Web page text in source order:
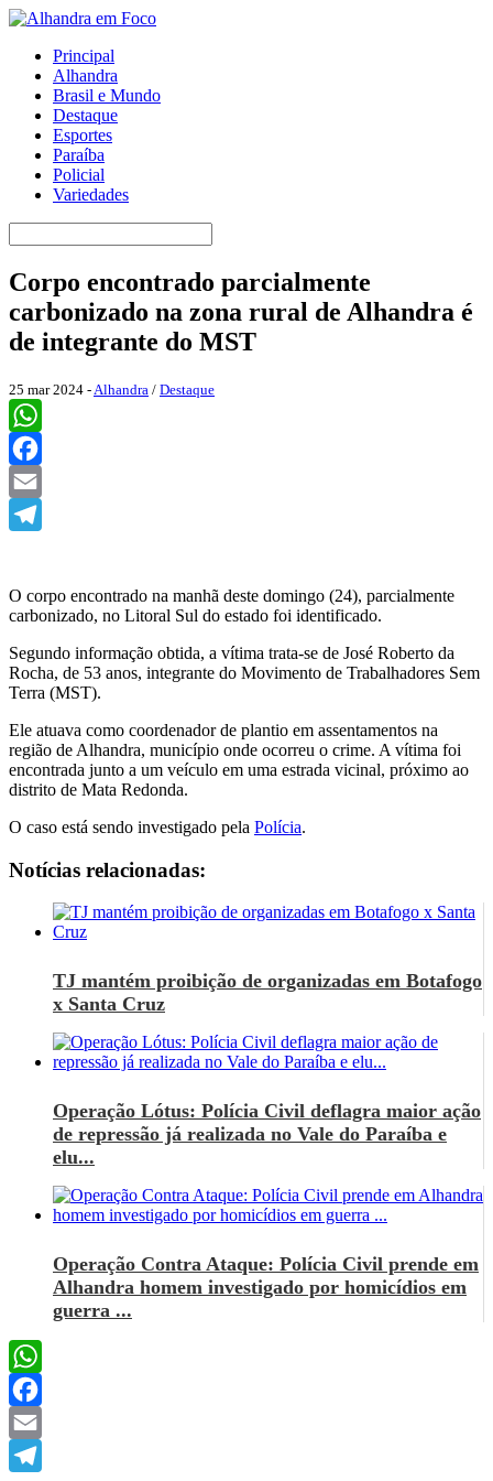
Principal
Alhandra
Brasil e Mundo
Destaque
Esportes
Paraíba
Policial
Variedades
Corpo encontrado parcialmente
carbonizado na zona rural de Alhandra é
de integrante do MST
25 mar 2024 - Alhandra / Destaque
WhatsApp
Facebook
Email
O corpo encontrado na manhã deste domingo (24), parcialmente
carbonizado, no Litoral Sul do estado foi identificado.
Segundo informação obtida, a vítima trata-se de José Roberto da
Rocha, de 53 anos, integrante do Movimento de Trabalhadores Sem
Terra (MST).
Ele atuava como coordenador de plantio em assentamentos na
região de Alhandra, município onde ocorreu o crime. A vítima foi
encontrada junto a um veículo em uma estrada vicinal, próximo ao
distrito de Mata Redonda.
O caso está sendo investigado pela Polícia.
Notícias relacionadas:
TJ mantém proibição de organizadas em Botafogo
x Santa Cruz
Operação Lótus: Polícia Civil deflagra maior ação
de repressão já realizada no Vale do Paraíba e
elu...
Operação Contra Ataque: Polícia Civil prende em
Alhandra homem investigado por homicídios em
guerra ...
WhatsApp
Facebook
Email